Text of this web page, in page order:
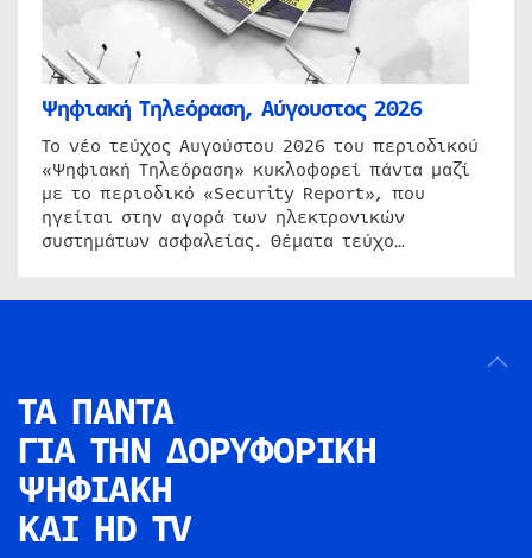
Ψηφιακή Τηλεόραση, Αύγουστος 2026
Το νέο τεύχος Αυγούστου 2026 του περιοδικού
«Ψηφιακή Τηλεόραση» κυκλοφορεί πάντα μαζί
με το περιοδικό «Security Report», που
ηγείται στην αγορά των ηλεκτρονικών
συστημάτων ασφαλείας. Θέματα τεύχο…
ΤΑ ΠΑΝΤΑ
ΓΙΑ ΤΗΝ ΔΟΡΥΦΟΡΙΚΗ
ΨΗΦΙΑΚΗ
ΚΑΙ HD TV